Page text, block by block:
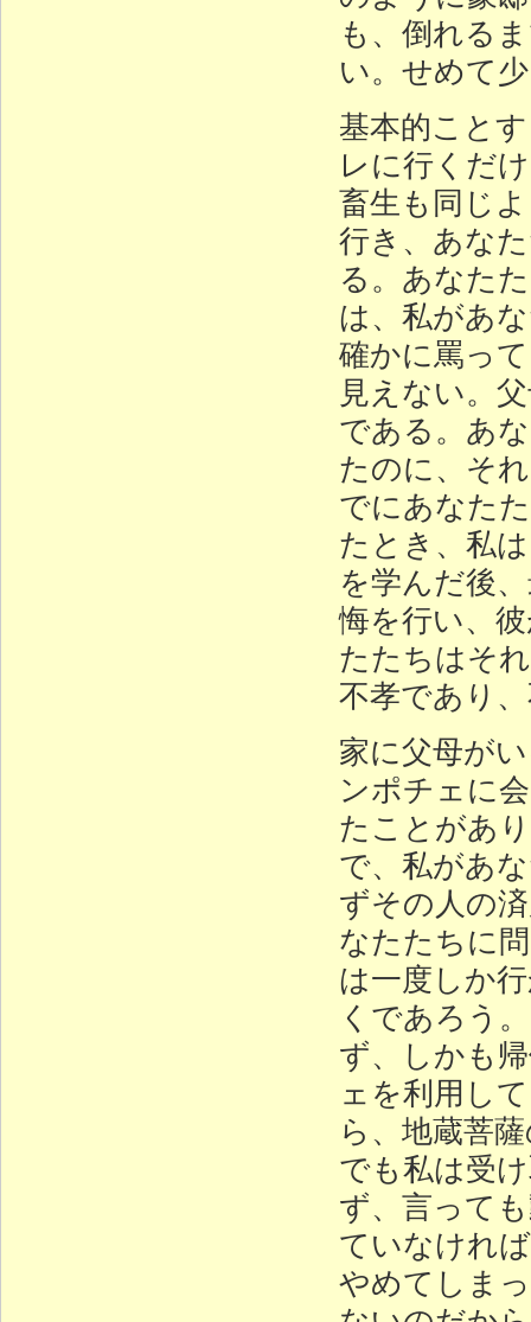
も、倒れる
い。せめて
基本的こと
レに行くだ
畜生も同じ
行き、あな
る。あなた
は、私があ
確かに罵っ
見えない。
である。あ
たのに、そ
でにあなた
たとき、私
を学んだ後
悔を行い、
たたちはそ
不孝であり
家に父母が
ンポチェに
たことがあ
で、私があ
ずその人の
なたたちに
は一度しか
くであろう
ず、しかも
ェを利用し
ら、地蔵菩
でも私は受
ず、言って
ていなけれ
やめてしま